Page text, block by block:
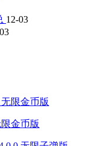
12-03
金币版